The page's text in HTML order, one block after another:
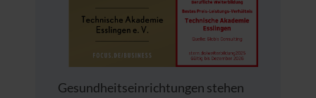
Gesundheitseinrichtungen stehen